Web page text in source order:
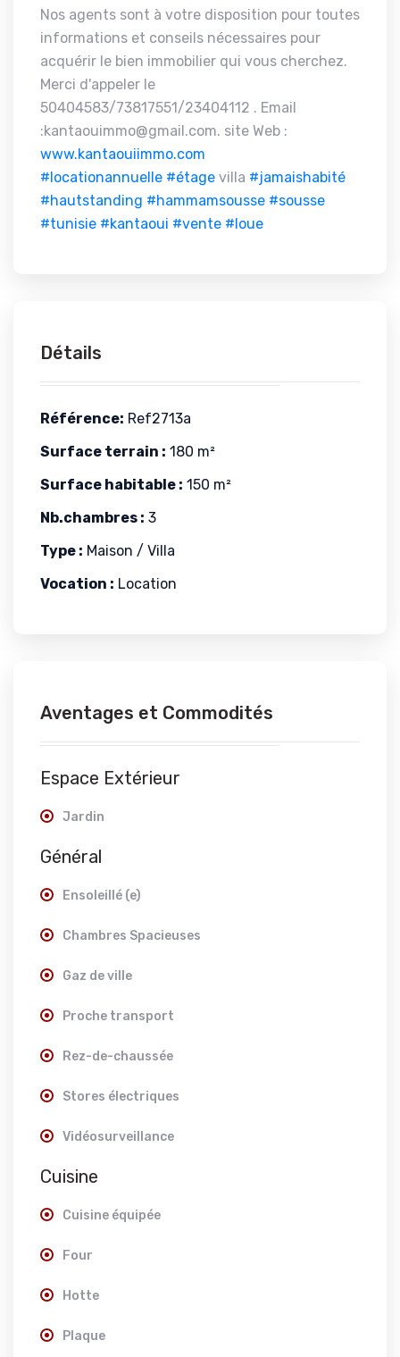
Nos agents sont à votre disposition pour toutes
informations et conseils nécessaires pour
acquérir le bien immobilier qui vous cherchez.
Merci d'appeler le
50404583/73817551/23404112 . Email
:kantaouimmo@gmail.com. site Web :
www.kantaouiimmo.com
#locationannuelle #étage villa #jamaishabité
#hautstanding #hammamsousse #sousse
#tunisie #kantaoui #vente #loue
Détails
Référence: Ref2713a
Surface terrain : 180 m²
Surface habitable : 150 m²
Nb.chambres : 3
Type : Maison / Villa
Vocation : Location
Aventages et Commodités
Espace Extérieur
Jardin
Général
Ensoleillé (e)
Chambres Spacieuses
Gaz de ville
Proche transport
Rez-de-chaussée
Stores électriques
Vidéosurveillance
Cuisine
Cuisine équipée
Four
Hotte
Plaque